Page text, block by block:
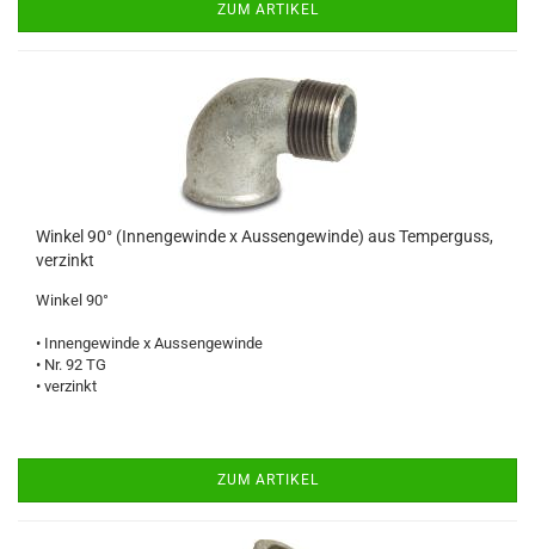
ZUM ARTIKEL
Winkel 90° (Innengewinde x Aussengewinde) aus Temperguss,
verzinkt
Winkel 90°
• Innengewinde x Aussengewinde
• Nr. 92 TG
• verzinkt
ZUM ARTIKEL